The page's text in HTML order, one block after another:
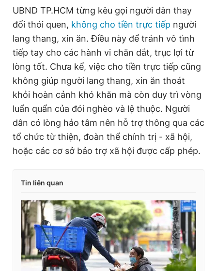
UBND TP.HCM từng kêu gọi người dân thay
đổi thói quen, không cho tiền trực tiếp người
lang thang, xin ăn. Điều này để tránh vô tình
tiếp tay cho các hành vi chăn dắt, trục lợi từ
lòng tốt. Chưa kể, việc cho tiền trực tiếp cũng
không giúp người lang thang, xin ăn thoát
khỏi hoàn cảnh khó khăn mà còn duy trì vòng
luẩn quẩn của đói nghèo và lệ thuộc. Người
dân có lòng hảo tâm nên hỗ trợ thông qua các
tổ chức từ thiện, đoàn thể chính trị - xã hội,
hoặc các cơ sở bảo trợ xã hội được cấp phép.
Tin liên quan